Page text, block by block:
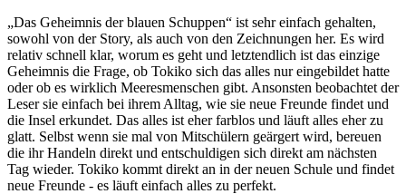
„Das Geheimnis der blauen Schuppen“ ist sehr einfach gehalten,
sowohl von der Story, als auch von den Zeichnungen her. Es wird
relativ schnell klar, worum es geht und letztendlich ist das einzige
Geheimnis die Frage, ob Tokiko sich das alles nur eingebildet hatte
oder ob es wirklich Meeresmenschen gibt. Ansonsten beobachtet der
Leser sie einfach bei ihrem Alltag, wie sie neue Freunde findet und
die Insel erkundet. Das alles ist eher farblos und läuft alles eher zu
glatt. Selbst wenn sie mal von Mitschülern geärgert wird, bereuen
die ihr Handeln direkt und entschuldigen sich direkt am nächsten
Tag wieder. Tokiko kommt direkt an in der neuen Schule und findet
neue Freunde - es läuft einfach alles zu perfekt.